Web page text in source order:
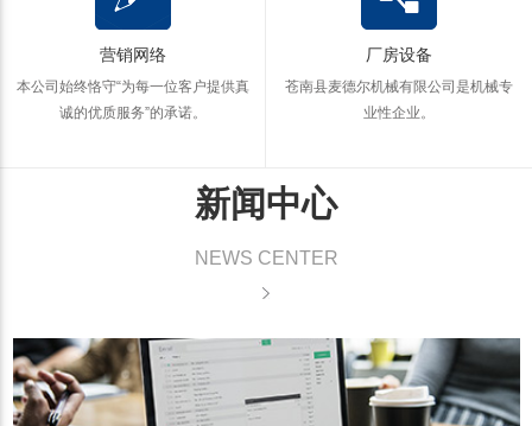
营销网络
本公司始终恪守“为每一位客户提供真
诚的优质服务”的承诺。
厂房设备
苍南县麦德尔机械有限公司是机械专
业性企业。
新闻中心
NEWS CENTER